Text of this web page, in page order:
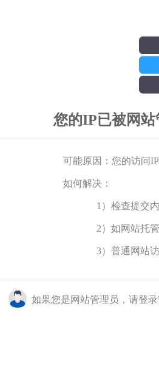
您的IP已被网
可能原因：您的访问
如何解决：
1）检查提交
2）如网站托
3）普通网站
如果您是网站管理员，请登